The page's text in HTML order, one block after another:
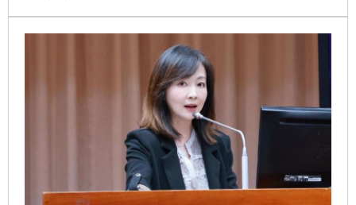
演講或哈佛演講，都有一個非常重要的重點，但這項重
點在台灣並未引起應有關注。